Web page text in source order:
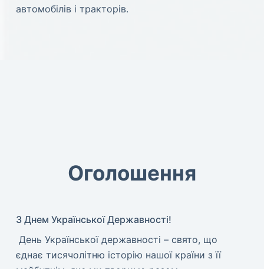
автомобілів і тракторів.
Оголошення
З Днем Української Державності!
​ День Української державності – свято, що
єднає тисячолітню історію нашої країни з її